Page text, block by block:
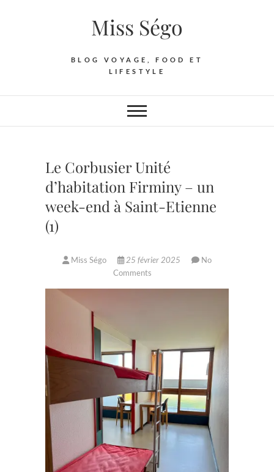
Miss Ségo
BLOG VOYAGE, FOOD ET
LIFESTYLE
Le Corbusier Unité
d’habitation Firminy – un
week-end à Saint-Etienne
(1)
Miss Ségo 25 février 2025
No
Comments